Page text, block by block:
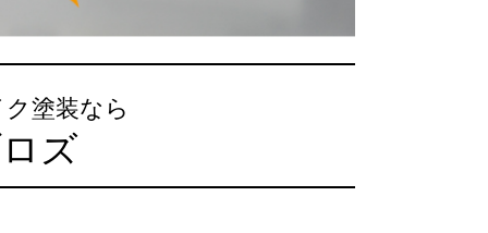
塗装なら
ロズ